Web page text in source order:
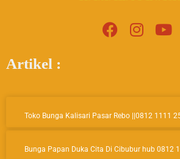
F
a
o
I
n
r
m
Y
o
e
Artikel :
Toko Bunga Kalisari Pasar Rebo ||0812 1111
Bunga Papan Duka Cita Di Cibubur hub 0812